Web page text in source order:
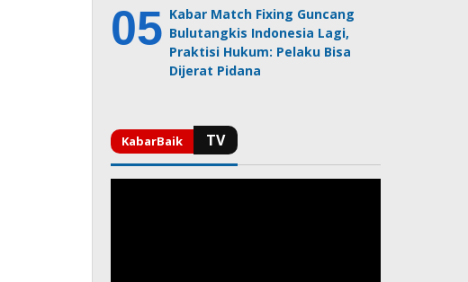
Kabar Match Fixing Guncang
Bulutangkis Indonesia Lagi,
Praktisi Hukum: Pelaku Bisa
Dijerat Pidana